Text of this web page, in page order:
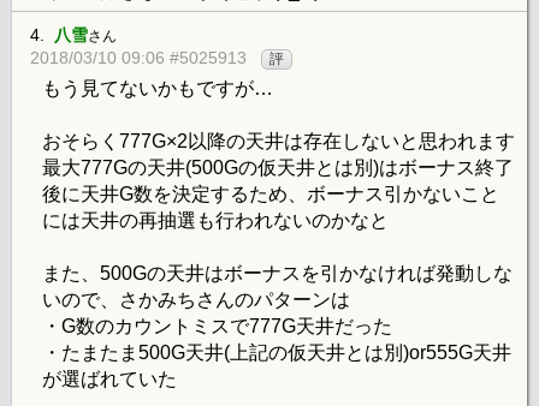
4. 八雪さん
2018/03/10 09:06 #5025913 評
もう見てないかもですが…
おそらく777G×2以降の天井は存在しないと思われます
最大777Gの天井(500Gの仮天井とは別)はボーナス終了
後に天井G数を決定するため、ボーナス引かないこと
には天井の再抽選も行われないのかなと
また、500Gの天井はボーナスを引かなければ発動しな
いので、さかみちさんのパターンは
・G数のカウントミスで777G天井だった
・たまたま500G天井(上記の仮天井とは別)or555G天井
が選ばれていた